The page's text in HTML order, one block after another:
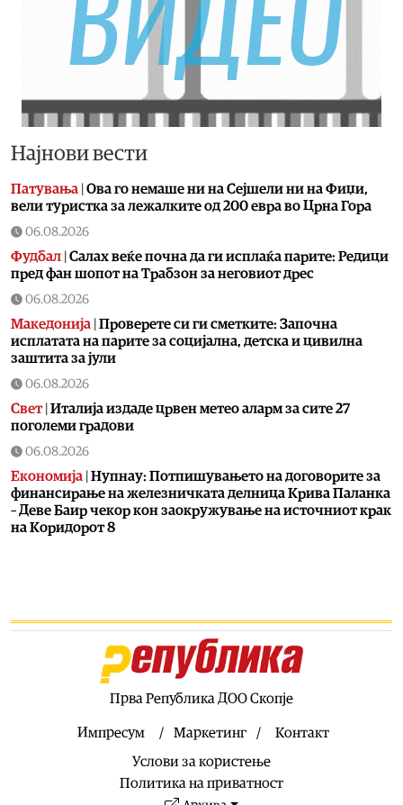
Најнови вести
Патувања Ова го немаше ни на Сејшели ни на Фиџи,
вели туристка за лежалките од 200 евра во Црна Гора
06.08.2026
Фудбал Салах веќе почна да ги исплаќа парите: Редици
пред фан шопот на Трабзон за неговиот дрес
06.08.2026
Македонија Проверете си ги сметките: Започна
исплатата на парите за социјална, детска и цивилна
заштита за јули
06.08.2026
Свет| Италија издаде црвен метео аларм за сите 27
поголеми градови
06.08.2026
Економија Нупнау: Потпишувањето на договорите за
финансирање на железничката делница Крива Паланка
– Деве Баир чекор кон заокружување на источниот крак
на Коридорот 8
06.08.2026
Роналдо уште се одмoра од СП
Хамас ги преместува тајните операции од Катар
06.08.2026
Проектот нема да заврши на половина
тунел, во слепо, сега имаме целина, вели Мицкоски
Прва Република ДОО Скопје
Импресум Маркетинг
Контакт
Услови за користење
Политика на приватност